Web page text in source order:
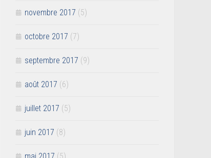
novembre 2017 (5)
octobre 2017 (7)
septembre 2017 (9)
août 2017 (6)
juillet 2017 (5)
juin 2017 (8)